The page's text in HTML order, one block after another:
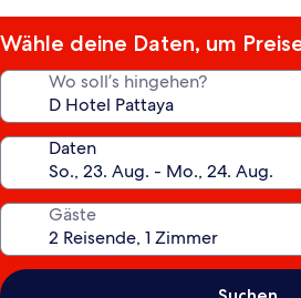
Wähle deine Daten, um
Wo soll’s hingehen?
Daten
Gäste